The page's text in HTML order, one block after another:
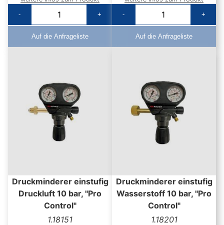
-
+
Auf die Anfrageliste
-
+
Auf die Anfrageliste
Druckminderer einstufig
Druckluft 10 bar, "Pro
Control"
1.18151
Druckminderer einstufig
Wasserstoff 10 bar, "Pro
Control"
1.18201